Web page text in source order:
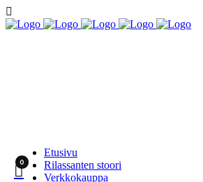
0
Etusivu
Rilassanten stoori
Verkkokauppa